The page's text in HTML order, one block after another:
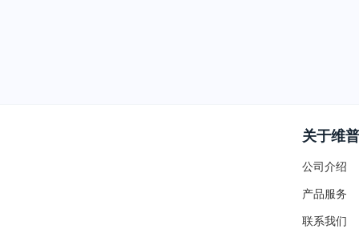
关于维普
公司介绍
产品服务
联系我们